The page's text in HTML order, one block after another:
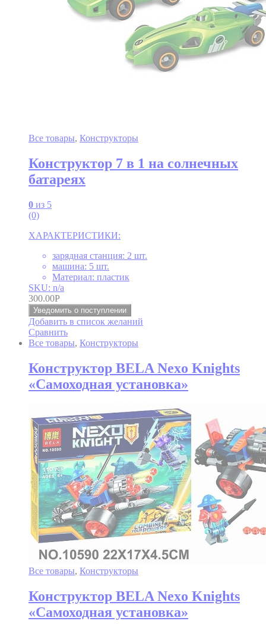
Все товары, Конструкторы
Конструктор 7 в 1 на солнечных
батареях
0 из 5
(0)
ХАРАКТЕРИСТИКИ:
зарядная станция: 2 шт.
машина: 5 шт.
Материал: пластик
SKU: n/a
300.00Р
Уведомить о поступлении
Добавить в список желаний
Сравнить
Все товары, Конструкторы
Конструктор BELA Nexo Knights
«Самоходная установка»
Все товары, Конструкторы
Конструктор BELA Nexo Knights
«Самоходная установка»